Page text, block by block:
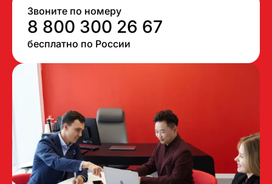
Звоните по номеру
8 800 300 26 67
бесплатно по России